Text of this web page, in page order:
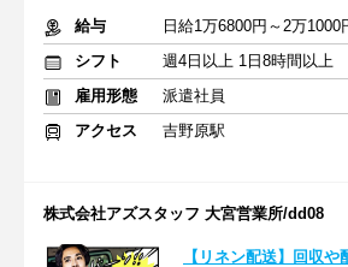
給与
日給1万6800円～2万
シフト
週4日以上 1日8時間以上
雇用形態
派遣社員
アクセス
吉野原駅
株式会社アズスタッフ 大宮営業所/dd08
【リネン配送】回収